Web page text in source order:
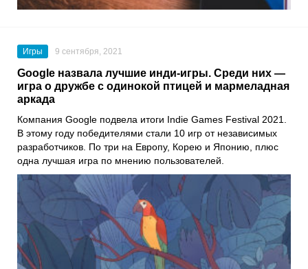
Игры 9 сентября, 2021
Google назвала лучшие инди-игры. Среди них —
игра о дружбе с одинокой птицей и мармеладная
аркада
Компания Google подвела итоги Indie Games Festival 2021
В этому году победителями стали 10 игр от независимых
разработчиков. По три на Европу, Корею и Японию, плюс
одна лучшая игра по мнению пользователей.